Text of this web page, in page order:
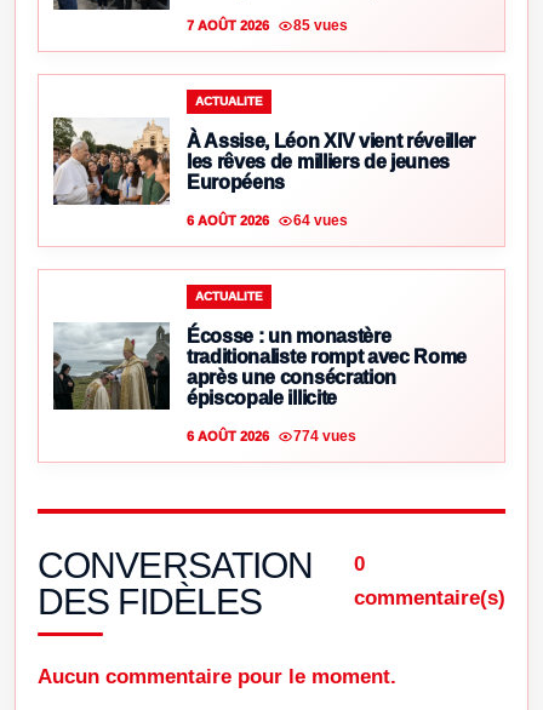
7 AOÛT 2026 85 vues
ACTUALITE
À Assise, Léon XIV vient réveiller
les rêves de milliers de jeunes
Européens
6 AOÛT 2026 64 vues
ACTUALITE
Écosse : un monastère
traditionaliste rompt avec Rome
après une consécration
épiscopale illicite
6 AOÛT 2026 774 vues
CONVERSATION
DES FIDÈLES
0
commentaire(s)
Aucun commentaire pour le moment.